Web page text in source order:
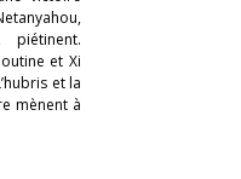
piétinent.
et Xi
et la
mènent à